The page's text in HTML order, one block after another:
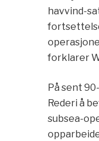
havvind-
forklarer
På sent
Rederi å
subsea-